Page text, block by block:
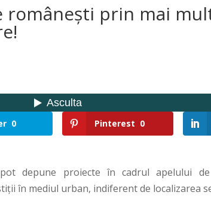
prin mai
0 Pinterest 0
depune proiecte în cadrul apelului
în mediul urban, indiferent de localizarea